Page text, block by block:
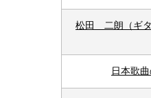
松田 二朗（ギ
日本歌